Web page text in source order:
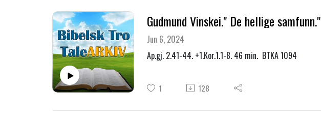
Gudmund Vinskei." De hellige samfunn."
Jun 6, 2024
Ap.gj. 2.41-44. +1.Kor.1.1-8. 46 min. BTKA 1094
1 128